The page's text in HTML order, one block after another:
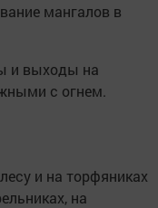
мангалов в
и выходы на
с огнем.
и на торфяниках
на